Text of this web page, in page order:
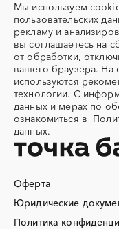
Акварель
Аккумуляторы
Алмазное бурение
Алюминиевые
конструкции
Алюминий
Ангар
Антискалант
Аппараты
Аренда автобусов
Аренда погрузчика
Аренда спецтехники с
Оферта
Юридические
Политика
Мы используем
пользовательских
рекламу и
вы соглашаетесь на
от обработки,
вашего браузера. На
используются
технологии. С
данных и мерах по
ознакомиться в
данных.